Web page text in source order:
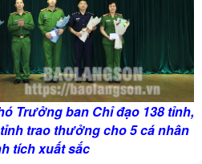
Trưởng ban Chỉ đạo 138 tỉnh,
trao thưởng cho 5 cá nhân
tích xuất sắc